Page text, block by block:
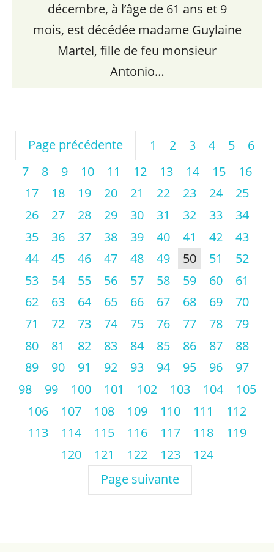
décembre, à l’âge de 61 ans et 9
mois, est décédée madame Guylaine
Martel, fille de feu monsieur
Antonio…
Page précédente 1 2 3 4 5
6
7
8 9 10 11 12 13 14 15
16
17
18 19 20 21 22 23 24
25
26
27 28 29 30 31 32 33
34
35
36 37 38 39 40 41 42
43
44
45 46 47 48 49 50 51
52
53
54 55 56 57 58 59 60
61
62
63 64 65 66 67 68 69
70
71
72 73 74 75 76 77 78
79
80
81 82 83 84 85 86 87
88
89
90 91 92 93 94 95 96
97
98
99 100 101 102 103 104
105
106
107 108 109 110 111
112
113
114 115 116 117 118
119
120
121 122 123
124
Page suivante